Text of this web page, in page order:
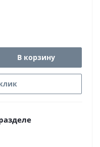
В корзину